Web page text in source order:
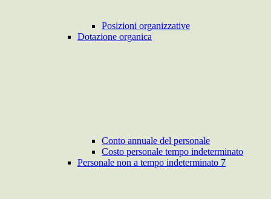
Posizioni organizzative
Dotazione organica
Conto annuale del personale
Costo personale tempo indeterminato
Personale non a tempo indeterminato 7